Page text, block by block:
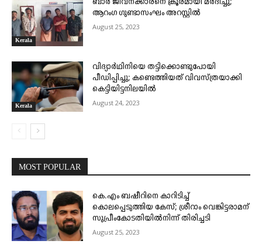
Kerala
ആറംഗ ഗുണ്ടാസംഘം അറസ്റ്റിൽ
August 25, 2023
Kerala
വിദ്യാർഥിനിയെ തട്ടിക്കൊണ്ടുപോയി
പീഡിപ്പിച്ചു; കണ്ടെത്തിയത് വിവസ്ത്രയാക്കി
കെട്ടിയിട്ടനിലയിൽ
August 24, 2023
MOST POPULAR
കെ.എം ബഷീറിനെ കാറിടിച്ച്
കൊലപ്പെടുത്തിയ കേസ്; ശ്രീറാം വെങ്കിട്ടരാമന്
സുപ്രീംകോടതിയിൽനിന്ന് തിരിച്ചടി
August 25, 2023